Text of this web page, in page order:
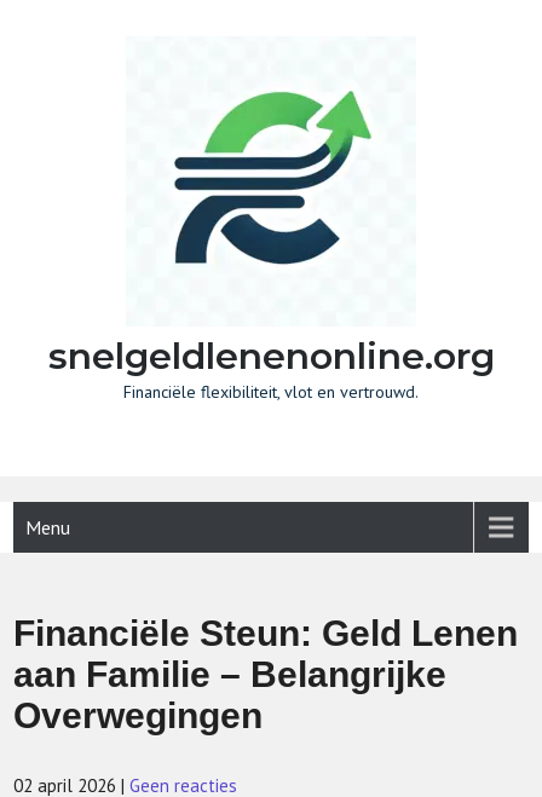
snelgeldlenenonline.org
Financiële flexibiliteit, vlot en vertrouwd.
Menu
Financiële Steun: Geld Lenen
aan Familie – Belangrijke
Overwegingen
02 april 2026 |Geen reacties